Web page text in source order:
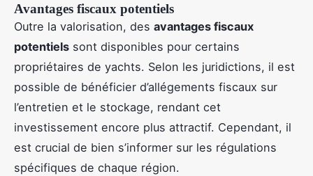
Avantages fiscaux potentiels
Outre la valorisation, des avantages fiscaux
potentiels sont disponibles pour certains
propriétaires de yachts. Selon les juridictions, il est
possible de bénéficier d’allégements fiscaux sur
l’entretien et le stockage, rendant cet
investissement encore plus attractif. Cependant, il
est crucial de bien s’informer sur les régulations
spécifiques de chaque région.